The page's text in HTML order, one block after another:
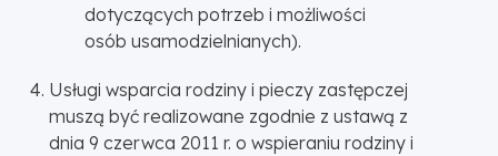
dotyczących potrzeb i możliwości
osób usamodzielnianych).
Usługi wsparcia rodziny i pieczy zastępczej
muszą być realizowane zgodnie z ustawą z
dnia 9 czerwca 2011 r. o wspieraniu rodziny i